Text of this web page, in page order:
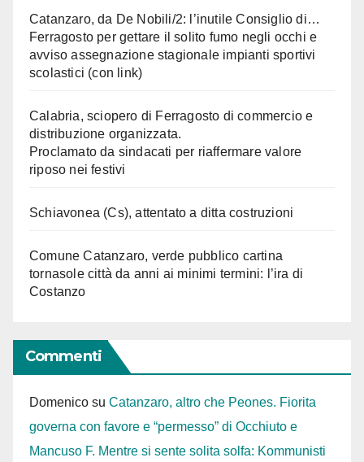
Catanzaro, da De Nobili/2: l’inutile Consiglio di…
Ferragosto per gettare il solito fumo negli occhi e
avviso assegnazione stagionale impianti sportivi
scolastici (con link)
Calabria, sciopero di Ferragosto di commercio e
distribuzione organizzata.
Proclamato da sindacati per riaffermare valore
riposo nei festivi
Schiavonea (Cs), attentato a ditta costruzioni
Comune Catanzaro, verde pubblico cartina
tornasole città da anni ai minimi termini: l’ira di
Costanzo
Commenti
Domenico su Catanzaro, altro che Peones. Fiorita
governa con favore e “permesso” di Occhiuto e
Mancuso F. Mentre si sente solita solfa: Kommunisti